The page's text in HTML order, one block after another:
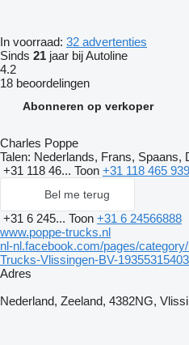
In voorraad: 32 advertenties
Sinds 21 jaar bij Autoline
4.2
18 beoordelingen
Abonneren op verkoper
Charles Poppe
Talen: Nederlands, Frans, Spaans,
+31 118 46... Toon +31 118 465 939
Bel me terug
+31 6 245... Toon +31 6 24566888
www.poppe-trucks.nl
nl-nl.facebook.com/pages/
Trucks-Vlissingen-BV-
Adres
Nederland, Zeeland, 4382NG,